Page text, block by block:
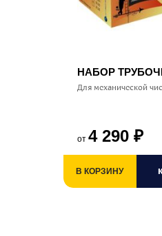
НАБОР
Для механической
от 4 290 ₽
В КОРЗИНУ